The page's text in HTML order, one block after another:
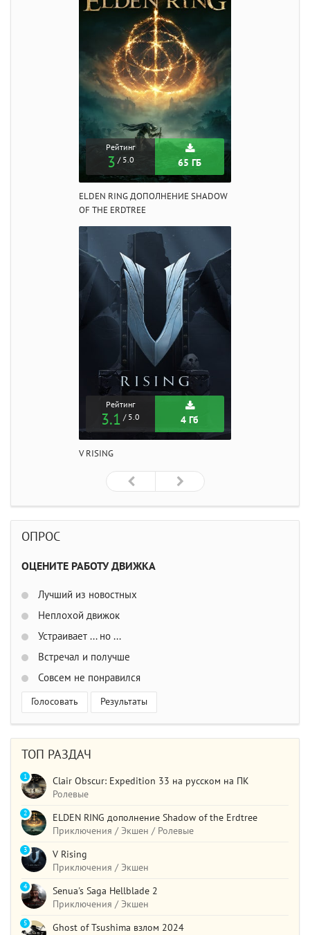
Рейтинг
3 / 5.0 65 ГБ
ELDEN RING ДОПОЛНЕНИЕ SHADOW
OF THE ERDTREE
Рейтинг
3.1 / 5.0 4 Гб
V RISING
ОПРОС
ОЦЕНИТЕ РАБОТУ ДВИЖКА
Лучший из новостных
Неплохой движок
Устраивает ... но ...
Встречал и получше
Совсем не понравился
Голосовать Результаты
ТОП РАЗДАЧ
Clair Obscur: Expedition 33 на русском на ПК
Ролевые
1
ELDEN RING дополнение Shadow of the Erdtree
Приключения / Экшен / Ролевые
2
V Rising
Приключения / Экшен
3
Senua's Saga Hellblade 2
Приключения / Экшен
4
Ghost of Tsushima взлом 2024
5